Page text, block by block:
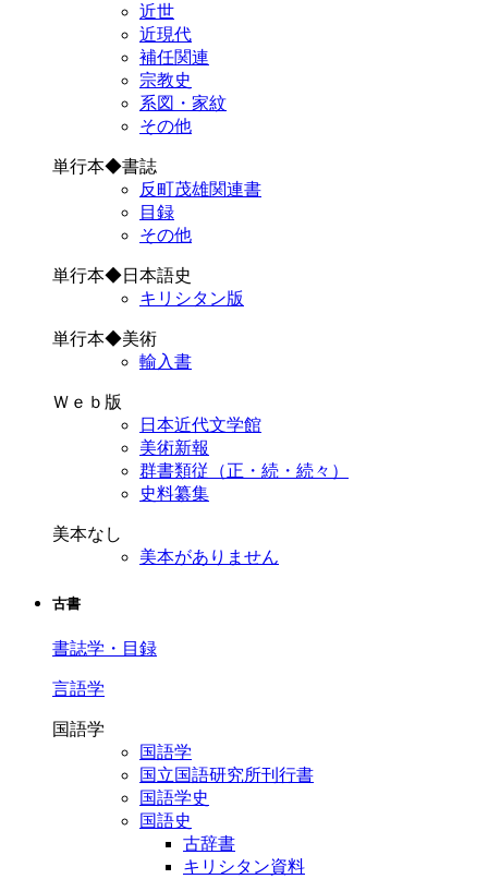
近世
近現代
補任関連
宗教史
系図・家紋
その他
単行本◆書誌
反町茂雄関連書
目録
その他
単行本◆日本語史
キリシタン版
単行本◆美術
輸入書
Ｗｅｂ版
日本近代文学館
美術新報
群書類従（正・続・続々）
史料纂集
美本なし
美本がありません
古書
書誌学・目録
言語学
国語学
国語学
国立国語研究所刊行書
国語学史
国語史
古辞書
キリシタン資料